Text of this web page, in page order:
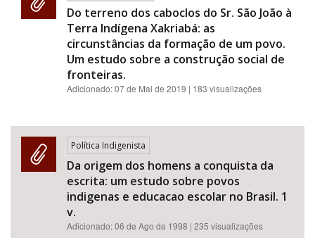
Do terreno dos caboclos do Sr. São João à
Terra Indígena Xakriabá: as
circunstâncias da formação de um povo.
Um estudo sobre a construção social de
fronteiras.
Adicionado:07 de Mai de 2019 | 183 visualizações
Política Indigenista
Da origem dos homens a conquista da
escrita: um estudo sobre povos
indigenas e educacao escolar no Brasil. 1
v.
Adicionado:06 de Ago de 1998 | 235 visualizações